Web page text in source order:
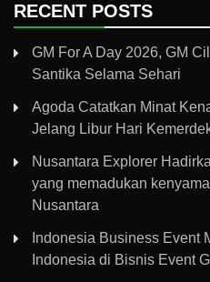
RECENT POSTS
GM For A Day 2026, GM
Santika Selama Sehari
Agoda Catatkan Minat
Jelang Libur Hari
Nusantara Explorer
yang memadukan
Nusantara
Indonesia Business Event
Indonesia di Bisnis Event